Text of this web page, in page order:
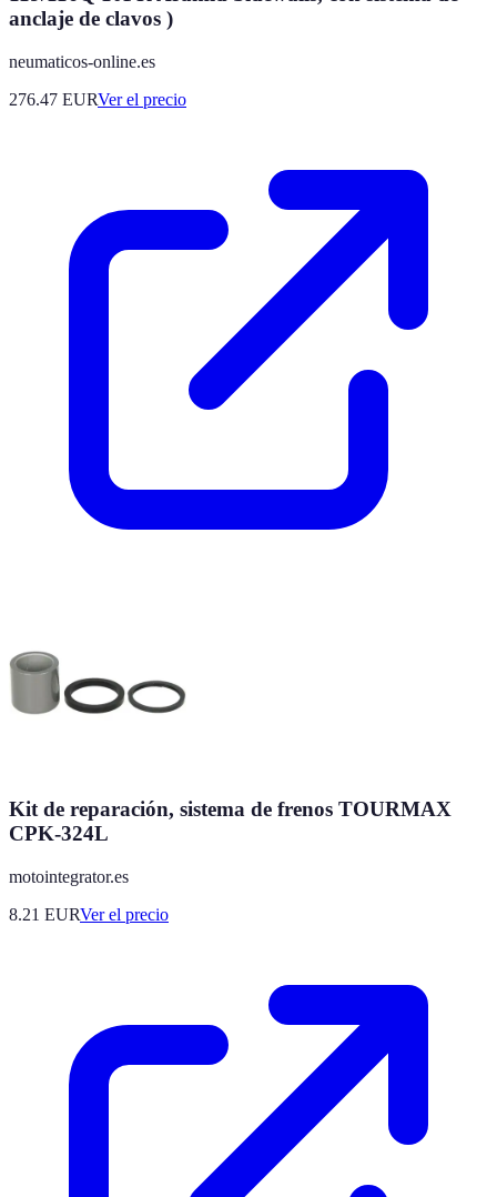
anclaje de clavos )
neumaticos-online.es
276.47 EURVer el precio
Kit de reparación, sistema de frenos TOURMAX
CPK-324L
motointegrator.es
8.21 EURVer el precio